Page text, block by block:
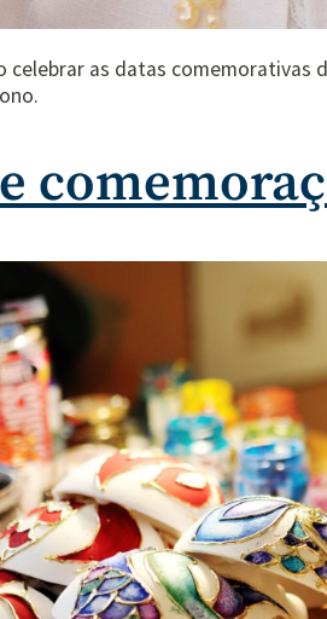
celebrar as datas comemorativas